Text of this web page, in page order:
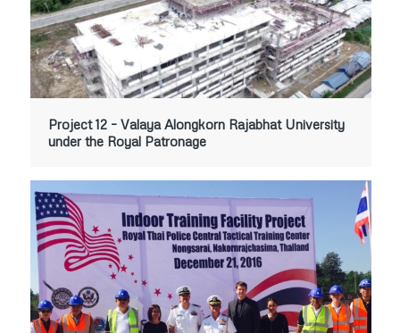
Project 12 – Valaya Alongkorn Rajabhat University
under the Royal Patronage